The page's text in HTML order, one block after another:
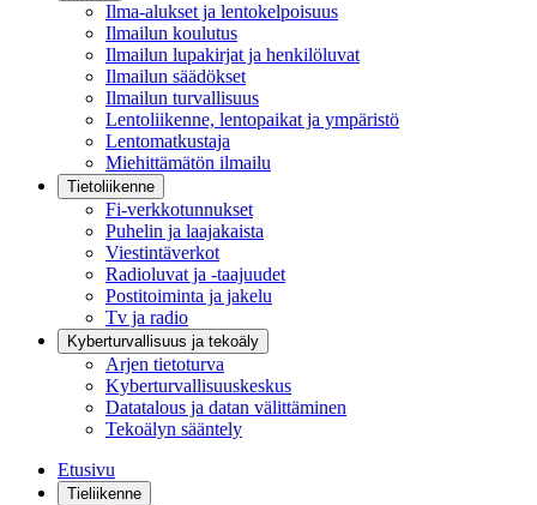
Ilma-alukset ja lentokelpoisuus
Ilmailun koulutus
Ilmailun lupakirjat ja henkilöluvat
Ilmailun säädökset
Ilmailun turvallisuus
Lentoliikenne, lentopaikat ja ympäristö
Lentomatkustaja
Miehittämätön ilmailu
Tietoliikenne
Fi-verkkotunnukset
Puhelin ja laajakaista
Viestintäverkot
Radioluvat ja -taajuudet
Postitoiminta ja jakelu
Tv ja radio
Kyberturvallisuus ja tekoäly
Arjen tietoturva
Kyberturvallisuuskeskus
Datatalous ja datan välittäminen
Tekoälyn sääntely
Etusivu
Tieliikenne